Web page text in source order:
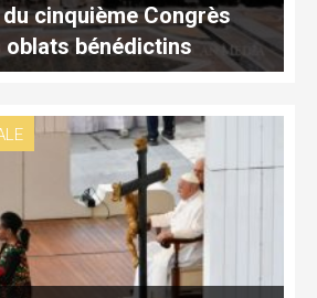
cinquième Congrès
oblats bénédictins